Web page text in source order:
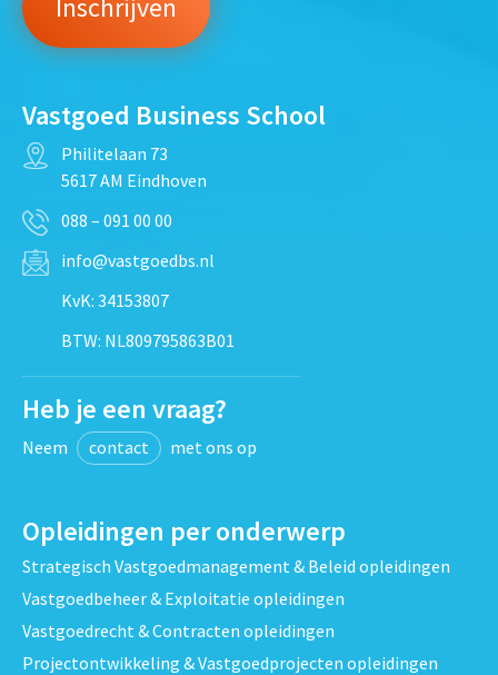
Vastgoed Business School
Philitelaan 73
5617 AM Eindhoven
088 – 091 00 00
info@vastgoedbs.nl
KvK: 34153807
BTW: NL809795863B01
Heb je een vraag?
Neem contact met ons op
Opleidingen per onderwerp
Strategisch Vastgoedmanagement & Beleid opleidingen
Vastgoedbeheer & Exploitatie opleidingen
Vastgoedrecht & Contracten opleidingen
Projectontwikkeling & Vastgoedprojecten opleidingen